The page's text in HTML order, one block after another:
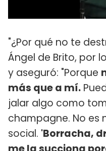
"¿Por qué no te
Ángel de Brito, por
y aseguró: "Porque
más que a mí.
jalar algo como
champagne. No es
social. 'Borracha,